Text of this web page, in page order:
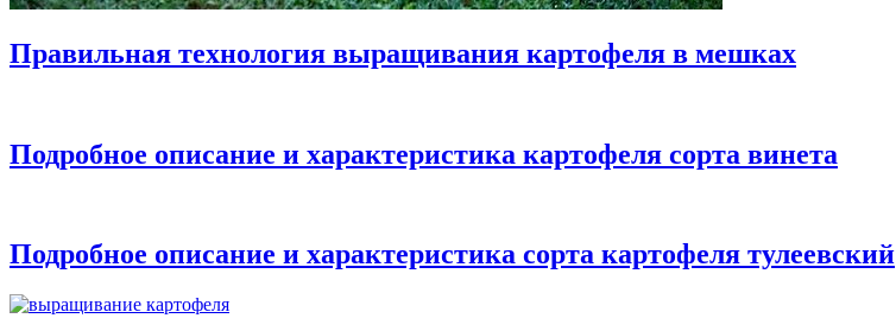
Правильная технология выращивания картофеля в мешках
Подробное описание и характеристика картофеля сорта винета
Подробное описание и характеристика сорта картофеля тулеевский